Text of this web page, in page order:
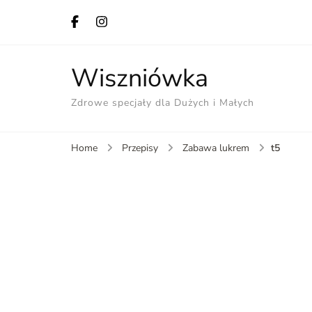
Wiszniówka
Zdrowe specjały dla Dużych i Małych
Home Przepisy Zabawa lukrem t5